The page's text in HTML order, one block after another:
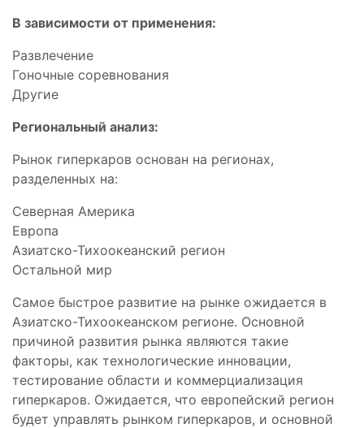
В зависимости от применения:
Развлечение
Гоночные соревнования
Другие
Региональный анализ:
Рынок гиперкаров основан на регионах,
разделенных на:
Северная Америка
Европа
Азиатско-Тихоокеанский регион
Остальной мир
Самое быстрое развитие на рынке ожидается в
Азиатско-Тихоокеанском регионе. Основной
причиной развития рынка являются такие
факторы, как технологические инновации,
тестирование области и коммерциализация
гиперкаров. Ожидается, что европейский регион
будет управлять рынком гиперкаров, и основной